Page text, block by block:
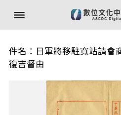
件名：日軍將移駐寬站請會
復吉督由